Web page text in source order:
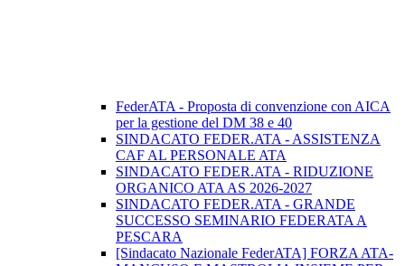
FederATA - Proposta di convenzione con AICA
per la gestione del DM 38 e 40
SINDACATO FEDER.ATA - ASSISTENZA
CAF AL PERSONALE ATA
SINDACATO FEDER.ATA - RIDUZIONE
ORGANICO ATA AS 2026-2027
SINDACATO FEDER.ATA - GRANDE
SUCCESSO SEMINARIO FEDERATA A
PESCARA
[Sindacato Nazionale FederATA] FORZA ATA-